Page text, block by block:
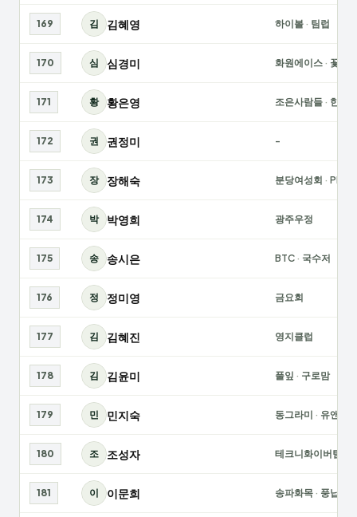
169 김 김혜영 하이볼 · 팀럽
170 심 심경미 화원에이스 · 꽃돼
171 황 황은영 조은사람들 · 한아
172 권 권정미 -
173 장 장해숙 분당여성회 ·
174 박 박영희 광주우정
175 송 송시은 BTC · 국수저
176 정 정미영 금요회
177 김 김혜진 영지클럽
178 김 김윤미 풀잎 · 구로맘
179 민 민지숙 동그라미 · 유앤아
180 조 조성자 테크니화이버팀
181 이 이문희 송파화목 · 풍납